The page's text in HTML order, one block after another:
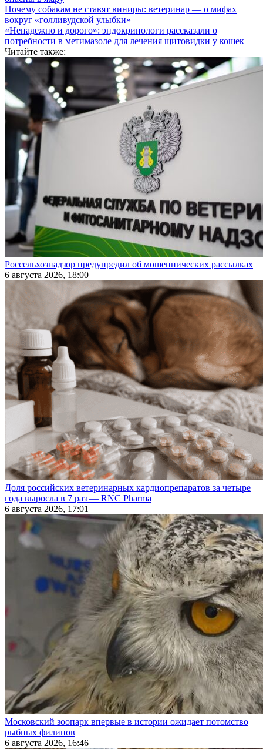
Почему собакам не ставят виниры: ветеринар — о мифах
вокруг «голливудской улыбки»
«Ненадежно и дорого»: эндокринологи рассказали о
потребности в метимазоле для лечения щитовидки у кошек
Читайте также:
Россельхознадзор предупредил об мошеннических рассылках
6 августа 2026, 18:00
Доля российских ветеринарных кардиопрепаратов за четыре
года выросла в 7 раз — RNC Pharma
6 августа 2026, 17:01
Московский зоопарк впервые в истории ожидает потомство
рыбных филинов
6 августа 2026, 16:46